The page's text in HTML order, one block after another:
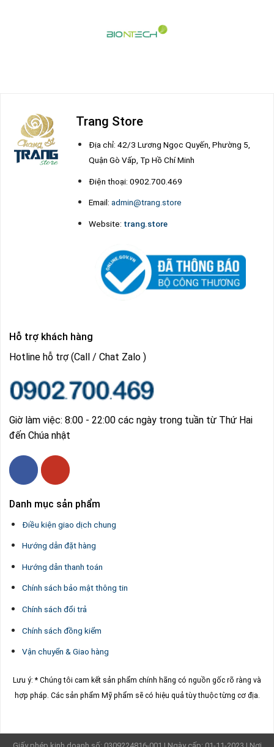
Trang Store
Địa chỉ: 42/3 Lương Ngọc Quyến, Phường 5,
Quận Gò Vấp, Tp Hồ Chí Minh
Điện thoại: 0902.700.469
Email:admin@trang.store
Website: trang.store
Hỗ trợ khách hàng
Hotline hỗ trợ (Call / Chat Zalo )
Giờ làm việc: 8:00 - 22:00 các ngày trong tuần từ Thứ Hai
đến Chúa nhật
Danh mục sản phẩm
Điều kiện giao dịch chung
Hướng dẫn đặt hàng
Hướng dẫn thanh toán
Chính sách bảo mật thông tin
Chính sách đổi trả
Chính sách đồng kiểm
Vận chuyển & Giao hàng
Lưu ý: * Chúng tôi cam kết sản phẩm chính hãng có nguồn gốc rõ ràng và
hợp pháp. Các sản phẩm Mỹ phẩm sẽ có hiệu quả tùy thuộc từng cơ địa.